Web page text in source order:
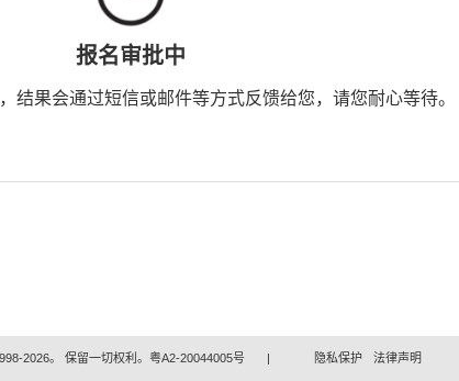
报名审批中
结果会通过短信或邮件等方式反馈给您，请您耐心等待。
2026。 保留一切权利。粤A2-20044005号 | 隐私保护 法律声明